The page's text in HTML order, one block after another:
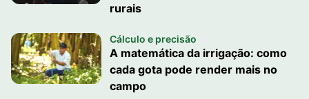
rurais
Cálculo e precisão
A matemática da irrigação: como
cada gota pode render mais no
campo